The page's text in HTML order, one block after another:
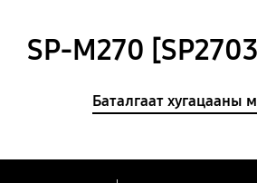
SP-M270
Баталгаат хугацааны